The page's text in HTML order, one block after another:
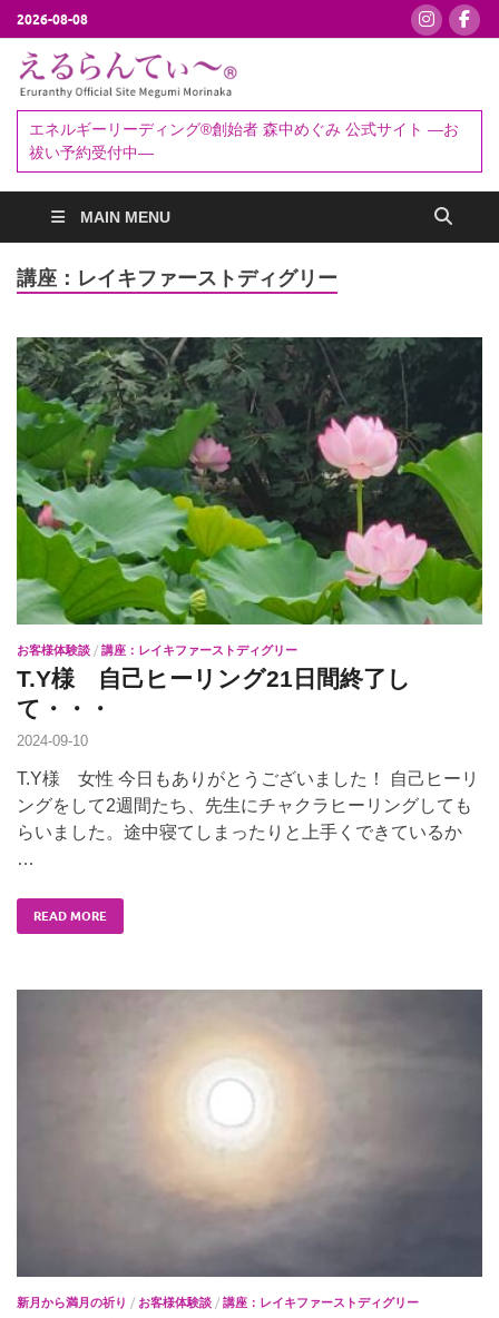
2026-08-08
ぃ～®
予約受付中
エネルギーリーディング®創始者 森中めぐみ 公式サイト ―お
祓い予約受付中―
MAIN MENU
講座：レイキファーストディグリー
お客様体験談 / 講座：レイキファーストディグリー
T.Y様 自己ヒーリング21日間終了し
て・・・
2024-09-10
T.Y様 女性 今日もありがとうございました！ 自己ヒーリ
ングをして2週間たち、先生にチャクラヒーリングしても
らいました。途中寝てしまったりと上手くできているか
…
READ MORE
新月から満月の祈り / お客様体験談 / 講座：レイキファーストディグリー